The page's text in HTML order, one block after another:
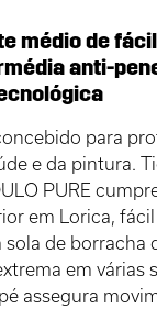
médio de
anti-
para
e da pintura.
PURE
em Lorica,
sola de borracha
em várias
assegura